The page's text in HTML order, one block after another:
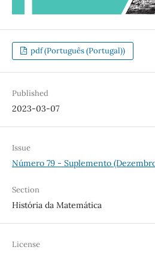
pdf (Português (Portugal))
Published
2023-03-07
Issue
Número 79 - Suplemento
Section
História da Matemática
License